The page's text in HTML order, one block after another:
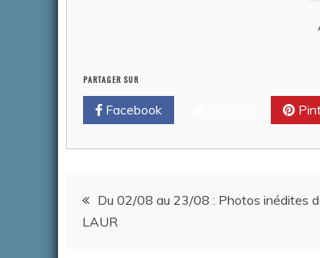
PARTAGER SUR
Facebook
Navigation
de
Du 02/08 au 23/08 : Photos inédites
LAUR